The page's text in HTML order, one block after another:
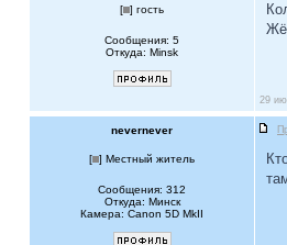
[ ] гость
Сообщения: 5
Откуда: Minsk
29
nevernever
[ ] Местный житель
Сообщения: 312
Откуда: Минск
Камера: Canon 5D MkII